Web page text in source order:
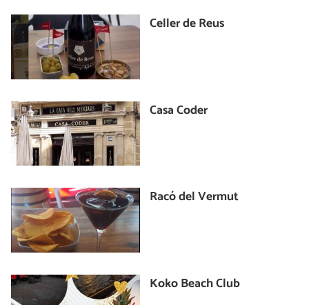
Celler de Reus
Casa Coder
Racó del Vermut
Koko Beach Club